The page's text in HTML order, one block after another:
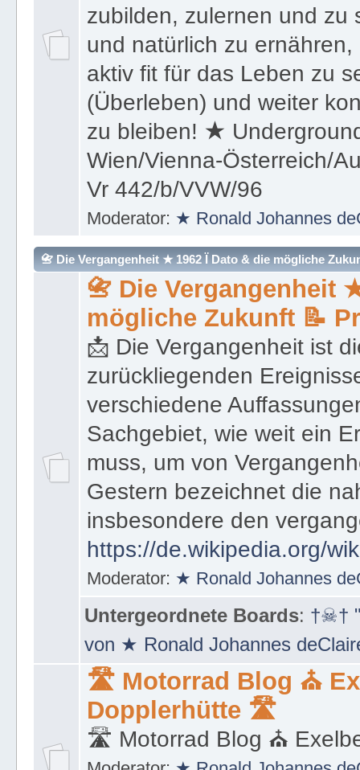
zubilden, zulernen und zu
und natürlich zu
aktiv fit für das Leben zu
(Überleben) und weiter
zu bleiben! ★
Wien/Vienna-Österreich/
Vr 442/b/VVW/96
Moderator: ★ Ronald Johannes
📇 Die Vergangenheit ★ 1962 Ï Dato & die mögliche
📇 Die Vergangenheit
mögliche Zukunft 📝
📩 Die Vergangenheit ist
zurückliegenden
verschiedene
Sachgebiet, wie weit ein
muss, um von
Gestern bezeichnet die
insbesondere den
https://de.wikipedia.org/
Moderator: ★ Ronald Johannes
Untergeordnete Boards: †☠†
von ★ Ronald Johannes
🛣 Motorrad Blog ⛪
Dopplerhütte 🛣
🛣 Motorrad Blog ⛪